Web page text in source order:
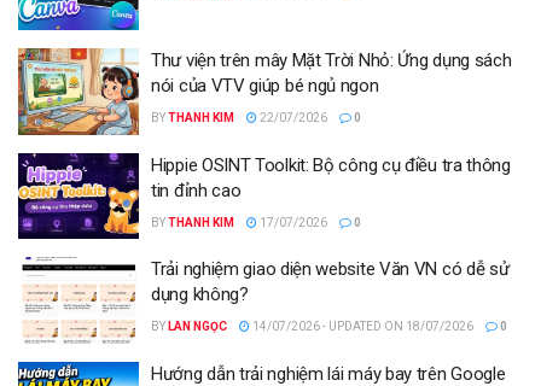
Thư viện trên mây Mặt Trời Nhỏ: Ứng dụng sách
nói của VTV giúp bé ngủ ngon
BYTHANH KIM 22/07/2026 0
Hippie OSINT Toolkit: Bộ công cụ điều tra thông
tin đỉnh cao
BYTHANH KIM 17/07/2026 0
Trải nghiệm giao diện website Văn VN có dễ sử
dụng không?
BY LAN NGỌC 14/07/2026 - UPDATED ON 18/07/2026 0
Hướng dẫn trải nghiệm lái máy bay trên Google